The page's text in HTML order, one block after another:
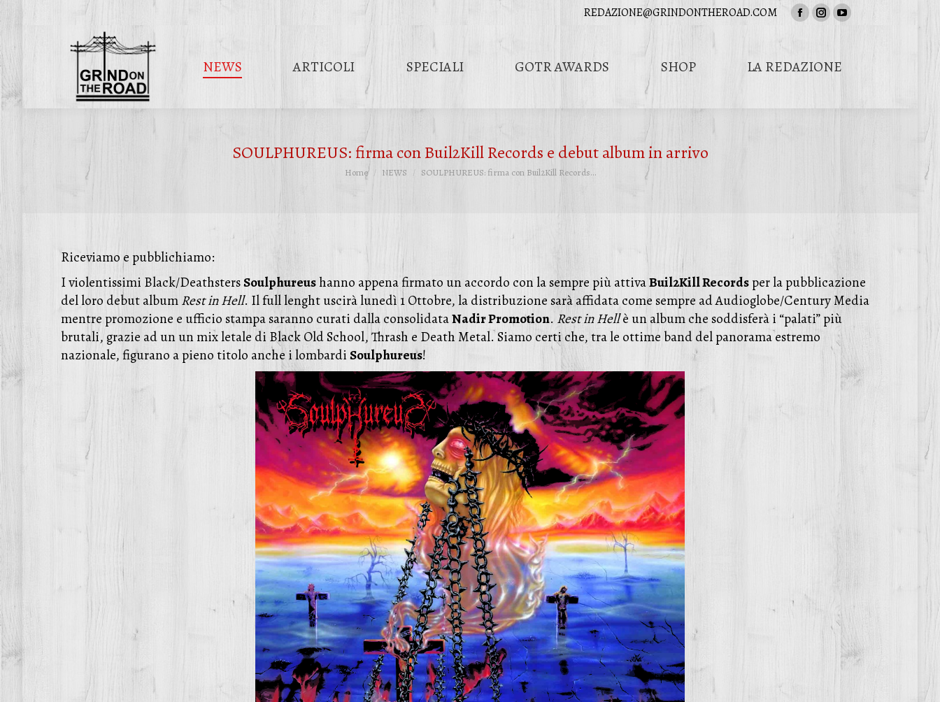
REDAZIONE@GRINDONTHEROAD.COM
Facebook
opens
in
window
Instagram
opens
in
window
YouTube
window
NEWS ARTICOLI SPECIALI GOTR AWARDS SHOP LA REDAZIONE
SOULPHUREUS: firma con Buil2Kill Records e debut album in arrivo
Tu sei qui:
Home NEWS SOULPHUREUS: firma con Buil2Kill Records…
Riceviamo e pubblichiamo:
I violentissimi Black/DeathstersSoulphureushanno appena firmato un accordo con la sempre più attivaBuil2Kill Recordsper la pubblicazione
del loro debut albumRest in Hell. Il full lenght uscirà lunedì 1 Ottobre, la distribuzione sarà affidata come sempre ad Audioglobe/Century Media
mentre promozione e ufficio stampa saranno curati dalla consolidataNadir Promotion. Rest in Hellè un album che soddisferà i “palati” più
brutali, grazie ad un un mix letale di Black Old School, Thrash e Death Metal. Siamo certi che, tra le ottime band del panorama estremo
nazionale, figurano a pieno titolo anche i lombardiSoulphureus!